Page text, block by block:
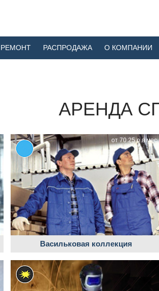
РЕМОНТ РАСПРОДАЖА О КОМПАНИИ
АРЕНДА
от 70.25 р.в мес.
Васильковая коллекция